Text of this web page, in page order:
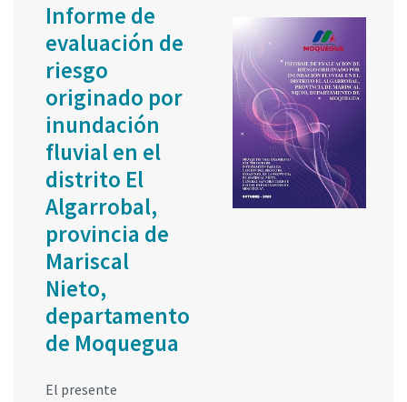
Informe de
evaluación de
riesgo
originado por
inundación
fluvial en el
distrito El
Algarrobal,
provincia de
Mariscal
Nieto,
departamento
de Moquegua
El presente